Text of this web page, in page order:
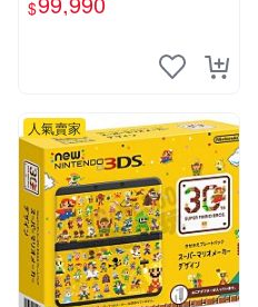
龍電玩】
$
人氣賣家